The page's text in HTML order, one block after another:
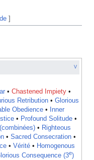
]
V
• Chastened Impiety•
Retribution• Glorious
Obedience •
Inner
• Profound Solitude•
• Righteous
• Sacred Consecration•
• Vérité • Homogenous
Consequence (3e)